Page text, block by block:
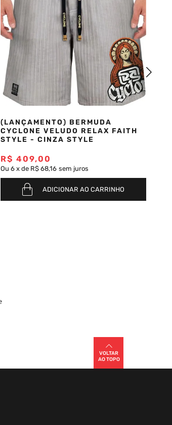
(LANÇAMENTO) BERMUDA
CYCLONE VELUDO RELAX FAITH
STYLE - CINZA STYLE
R$ 409,00
Ou 6 x de R$ 68,16 sem juros
ADICIONAR AO CARRINHO
VOLTAR
AO TOPO